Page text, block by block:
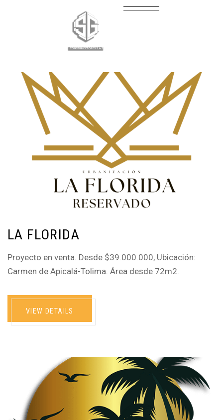
LA FLORIDA
Proyecto en venta. Desde $39.000.000, Ubicación:
Carmen de Apicalá-Tolima. Área desde 72m2.
VIEW DETAILS